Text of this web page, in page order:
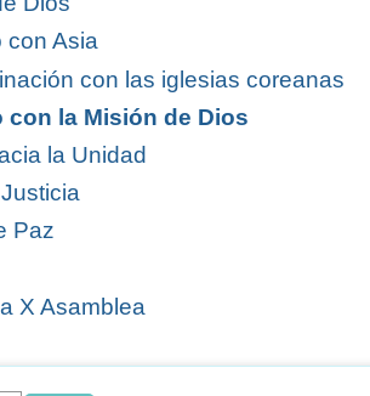
con Asia
con las iglesias coreanas
con la Misión de Dios
la Unidad
Paz
X Asamblea